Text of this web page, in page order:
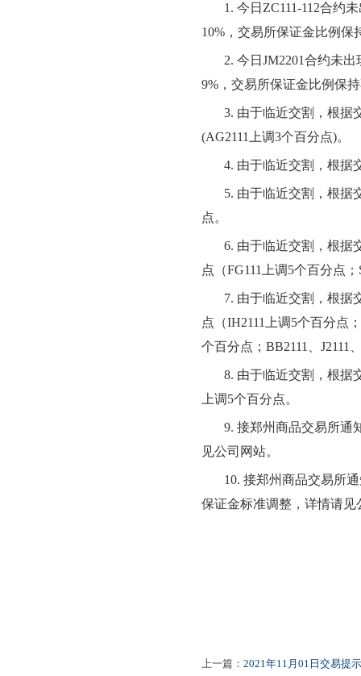
1. 今日 ZC111-112合约未
10%，交易所保证金比例保
2. 今日 JM2201合约未出
9%，交易所保证金比例保
3. 由于临近交割，根据
(AG2111 上调3个百分点)。
4. 由于临近交割，根据
5. 由于临近交割，根据
点。
6. 由于临近交割，根据
点（FG111 上调5个百分点；
7. 由于临近交割，根据
点（IH2111 上调5个百分点
个百分点； BB2111、 J2111
8. 由于临近交割，根据
上调5个百分点。
9. 接郑州商品交易所通
见公司网站。
10. 接郑州商品交易所
保证金标准调整 ， 详情请见
上一篇： 2021年11月01日交易提示